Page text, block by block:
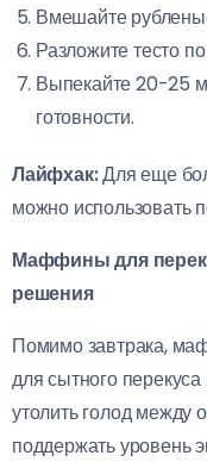
Вмешайте
Разложите тесто
Выпекайте 20-25
готовности.
Лайфхак:Для еще
можно использовать
Маффины для
решения
Помимо завтрака,
для сытного
утолить голод
поддержать уровень